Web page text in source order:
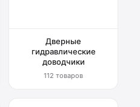
Дверные
гидравлические
доводчики
112 товаров